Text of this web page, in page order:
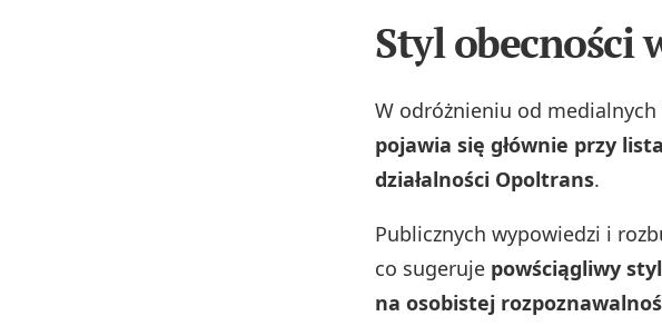
Styl obecności
W odróżnieniu od
pojawia się głównie przy
działalności Opoltrans.
Publicznych wypowiedzi i
co sugeruje powściągliwy
na osobistej